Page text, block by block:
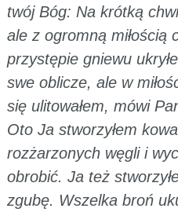
twój Bóg: Na krótką
ale z ogromną miłością
przystępie gniewu
swe oblicze, ale w
się ulitowałem, mówi
Oto Ja stworzyłem
rozżarzonych węgli i
obrobić. Ja też
zgubę. Wszelka broń